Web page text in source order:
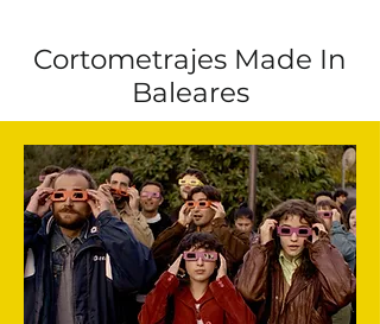
Cortometrajes Made In
Baleares